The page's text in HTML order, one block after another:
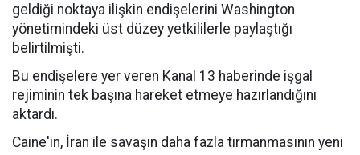
geldiği noktaya ilişkin endişelerini Washington
yönetimindeki üst düzey yetkililerle paylaştığı
belirtilmişti.
Bu endişelere yer veren Kanal 13 haberinde işgal
rejiminin tek başına hareket etmeye hazırlandığını
aktardı.
Caine'in, İran ile savaşın daha fazla tırmanmasının yeni